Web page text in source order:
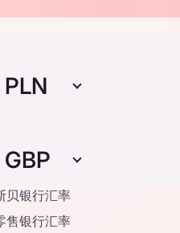
PLN
GBP
贝银行汇率
售银行汇率